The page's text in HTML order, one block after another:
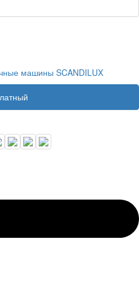
машины SCANDILUX